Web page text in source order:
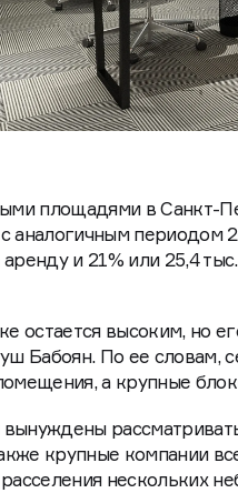
площадями в Санкт-
аналогичным периодом
и 21% или 25,4
остается высоким, но
Бабоян. По ее словам,
а крупные
вынуждены
крупные компании
нескольких